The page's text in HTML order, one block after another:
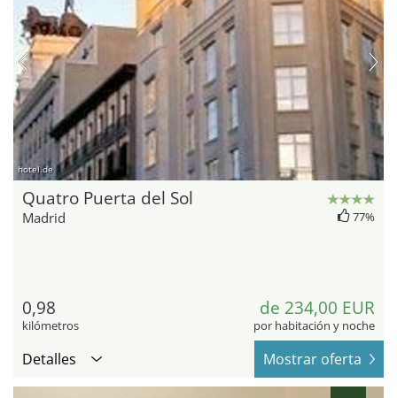
hotel.de
Quatro Puerta del Sol
Madrid 77%
0,98
kilómetros
de 234,00 EUR
por habitación y noche
Detalles Mostrar oferta